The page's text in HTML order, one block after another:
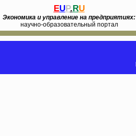
EUP.RU
Экономика и управление на предприятиях:
научно-образовательный портал